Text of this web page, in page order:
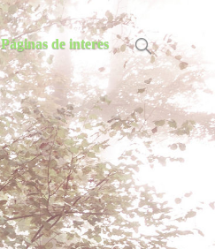
Páginas de interes